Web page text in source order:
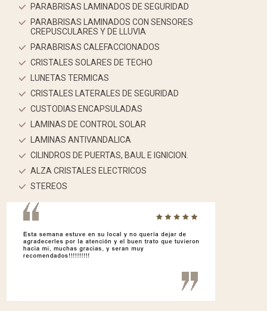
PARABRISAS LAMINADOS DE SEGURIDAD
PARABRISAS LAMINADOS CON SENSORES
CREPUSCULARES Y DE LLUVIA
PARABRISAS CALEFACCIONADOS
CRISTALES SOLARES DE TECHO
LUNETAS TERMICAS
CRISTALES LATERALES DE SEGURIDAD
CUSTODIAS ENCAPSULADAS
LAMINAS DE CONTROL SOLAR
LAMINAS ANTIVANDALICA
CILINDROS DE PUERTAS, BAUL E IGNICION.
ALZA CRISTALES ELECTRICOS
STEREOS